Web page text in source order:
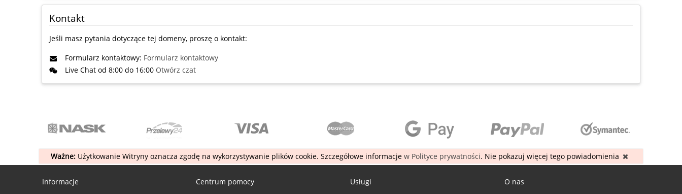
Kontakt
Jeśli masz pytania dotyczące tej domeny, proszę o kontakt:
Formularz kontaktowy: Formularz kontaktowy
Live Chat od 8:00 do 16:00 Otwórz czat
Ważne:Użytkowanie Witryny oznacza zgodę na wykorzystywanie plików cookie. Szczegółowe informacje w Polityce prywatności. Nie pokazuj więcej tego powiadomienia
Informacje Centrum pomocy Usługi O nas